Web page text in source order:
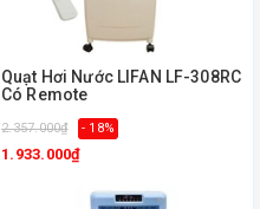
Quạt Hơi Nước LIFAN LF-308RC
Có Remote
2.357.000₫ - 18%
1.933.000₫